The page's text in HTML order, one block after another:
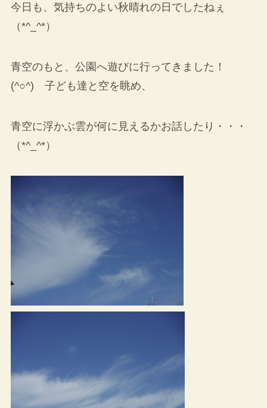
今日も、気持ちのよい秋晴れの日でしたねぇ
（*^_^*）
青空のもと、公園へ遊びに行ってきました！
(^○^) 子ども達と空を眺め、
青空に浮かぶ雲が何に見えるかお話したり・・・
（*^_^*）